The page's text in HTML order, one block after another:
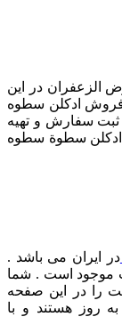
الزعفران در این
ادکلن سطوه
ثبت سفارش و تهیه
سطوة سطوه
در ایران می باشد .
موجود است . شما
را در این صفحه
روز هستند و با